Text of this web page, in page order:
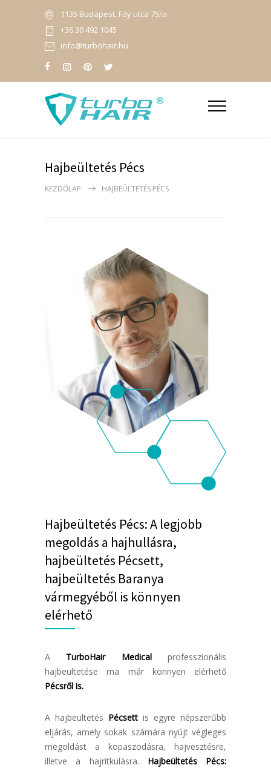
1135 Budapest, Fáy utca 75/a
+36 30 492 1045
info@turbohair.hu
Hajbeültetés Pécs
KEZDŐLAP HAJBEÜLTETÉS PÉCS
Hajbeültetés Pécs: A legjobb
megoldás a hajhullásra,
hajbeültetés Pécsett,
hajbeültetés Baranya
vármegyéből is könnyen
elérhető
A TurboHair Medicalprofesszionális
hajbeültetése ma már könnyen elérhető
Pécsről is.
A hajbeültetés Pécsett is egyre népszerűbb
eljárás, amely sokak számára nyújt végleges
megoldást a kopaszodásra, hajvesztésre,
illetve a hajritkulásra. Hajbeültetés Pécs: